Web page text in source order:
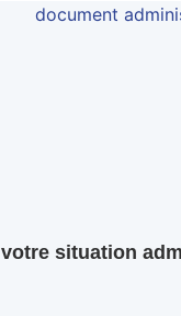
situation